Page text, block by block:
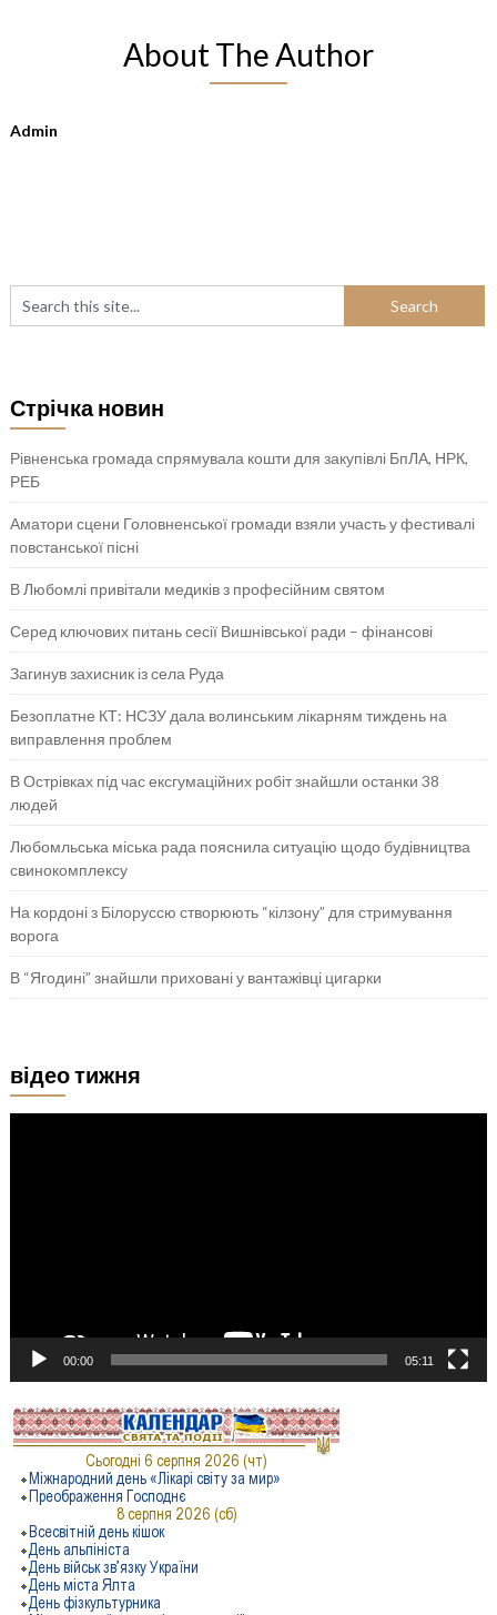
About The Author
Admin
Стрічка новин
Рівненська громада спрямувала кошти для закупівлі БпЛА, НРК,
РЕБ
Аматори сцени Головненської громади взяли участь у фестивалі
повстанської пісні
В Любомлі привітали медиків з професійним святом
Серед ключових питань сесії Вишнівської ради – фінансові
Загинув захисник із села Руда
Безоплатне КТ: НСЗУ дала волинським лікарням тиждень на
виправлення проблем
В Острівках під час ексгумаційних робіт знайшли останки 38
людей
Любомльська міська рада пояснила ситуацію щодо будівництва
свинокомплексу
На кордоні з Білоруссю створюють “кілзону” для стримування
ворога
В “Ягодині” знайшли приховані у вантажівці цигарки
відео тижня
00:00 05:11